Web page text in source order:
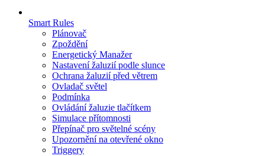
Smart Rules
Plánovač
Zpoždění
Energetický Manažer
Nastavení žaluzií podle slunce
Ochrana žaluzií před větrem
Ovladač světel
Podmínka
Ovládání žaluzie tlačítkem
Simulace přítomnosti
Přepínač pro světelné scény
Upozornění na otevřené okno
Triggery